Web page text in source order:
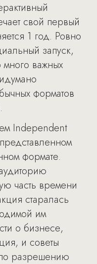
свой первый
1 год. Ровно
запуск,
важных
форматов
Independent
формате.
часть времени
старалась
им
о бизнесе,
и советы
разрешению